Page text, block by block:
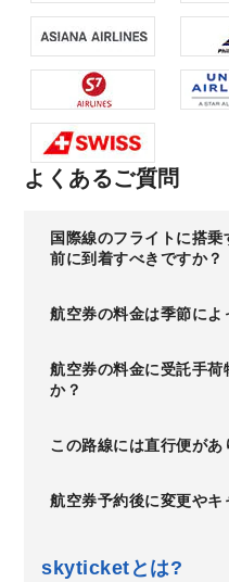
よくあるご質問
国際線のフライトに搭
前に到着すべきですか？
航空券の料金は季節によ
航空券の料金に受託手
か？
この路線には直行便があ
航空券予約後に変更やキ
skyticketとは?